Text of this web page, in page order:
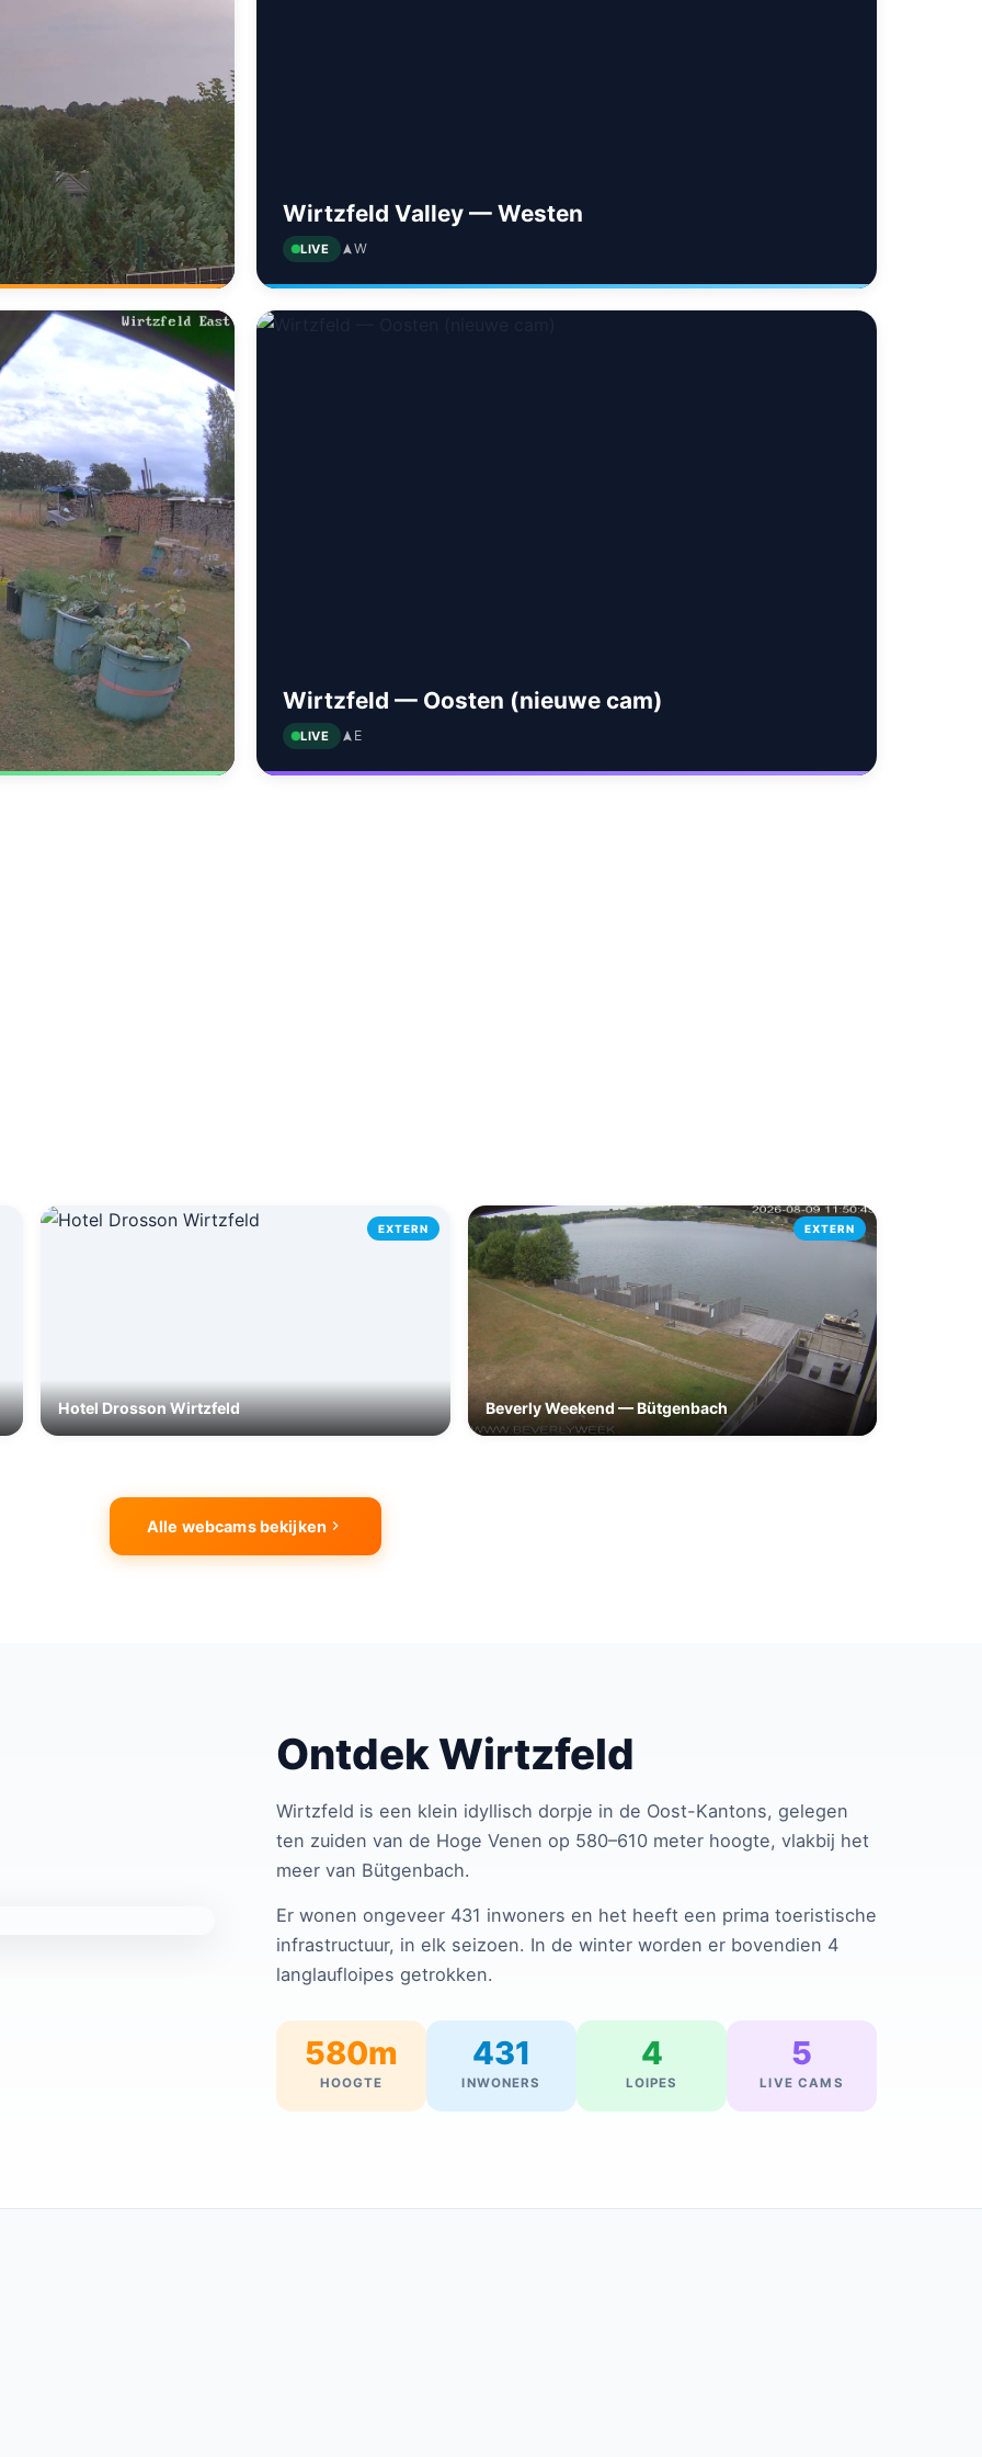
Wirtzfeld Valley — Westen
LIVE W
Wirtzfeld — Oosten (nieuwe cam)
LIVE E
EXTERN
Hotel Drosson Wirtzfeld
EXTERN
Beverly Weekend — Bütgenbach
Alle webcams bekijken
Ontdek Wirtzfeld
Wirtzfeld is een klein idyllisch dorpje in de Oost-Kantons, gelegen
ten zuiden van de Hoge Venen op 580–610 meter hoogte, vlakbij het
meer van Bütgenbach.
Er wonen ongeveer 431 inwoners en het heeft een prima toeristische
infrastructuur, in elk seizoen. In de winter worden er bovendien 4
langlaufloipes getrokken.
580m
HOOGTE
431
INWONERS
4
LOIPES
5
LIVE CAMS